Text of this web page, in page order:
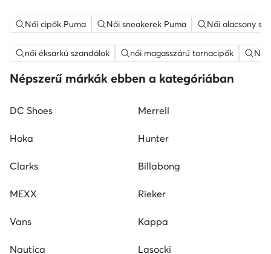
Női cipők Puma Női sneakerek Puma Női alacsony
női éksarkú szandálok női magasszárú tornacipők
Népszerű márkák ebben a kategóriában
DC Shoes Merrell
Hoka Hunter
Clarks Billabong
MEXX Rieker
Vans Kappa
Nautica Lasocki